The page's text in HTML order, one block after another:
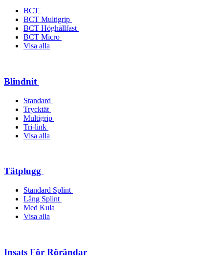
BCT
BCT Multigrip
BCT Höghållfast
BCT Micro
Visa alla
Blindnit
Standard
Trycktät
Multigrip
Tri-link
Visa alla
Tätplugg
Standard Splint
Lång Splint
Med Kula
Visa alla
Insats För Rörändar